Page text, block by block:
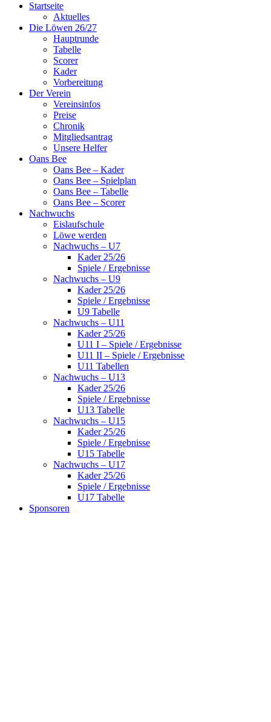
Startseite
Aktuelles
Die Löwen 26/27
Hauptrunde
Tabelle
Scorer
Kader
Vorbereitung
Der Verein
Vereinsinfos
Preise
Chronik
Mitgliedsantrag
Unsere Helfer
Oans Bee
Oans Bee – Kader
Oans Bee – Spielplan
Oans Bee – Tabelle
Oans Bee – Scorer
Nachwuchs
Eislaufschule
Löwe werden
Nachwuchs – U7
Kader 25/26
Spiele / Ergebnisse
Nachwuchs – U9
Kader 25/26
Spiele / Ergebnisse
U9 Tabelle
Nachwuchs – U11
Kader 25/26
U11 I – Spiele / Ergebnisse
U11 II – Spiele / Ergebnisse
U11 Tabellen
Nachwuchs – U13
Kader 25/26
Spiele / Ergebnisse
U13 Tabelle
Nachwuchs – U15
Kader 25/26
Spiele / Ergebnisse
U15 Tabelle
Nachwuchs – U17
Kader 25/26
Spiele / Ergebnisse
U17 Tabelle
Sponsoren